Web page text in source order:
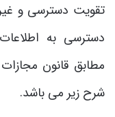
تقویت دسترسی و
دسترسی به
مطابق قانون
شرح زیر می باشد.